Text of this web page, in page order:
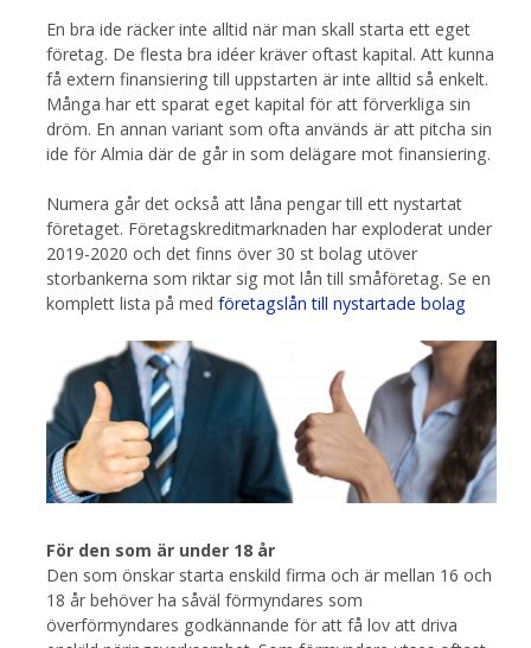
En bra ide räcker inte alltid när man skall starta ett eget
företag. De flesta bra idéer kräver oftast kapital. Att kunna
få extern finansiering till uppstarten är inte alltid så enkelt.
Många har ett sparat eget kapital för att förverkliga sin
dröm. En annan variant som ofta används är att pitcha sin
ide för Almia där de går in som delägare mot finansiering.
Numera går det också att låna pengar till ett nystartat
företaget. Företagskreditmarknaden har exploderat under
2019-2020 och det finns över 30 st bolag utöver
storbankerna som riktar sig mot lån till småföretag. Se en
komplett lista på med företagslån till nystartade bolag
För den som är under 18 år
Den som önskar starta enskild firma och är mellan 16 och
18 år behöver ha såväl förmyndares som
överförmyndares godkännande för att få lov att driva